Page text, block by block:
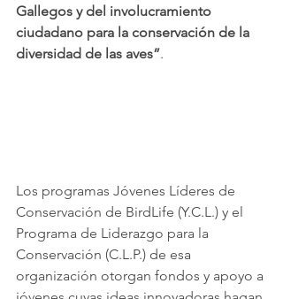
Gallegos y del involucramiento
ciudadano para la conservación de la
diversidad de las aves”.
Los programas Jóvenes Líderes de
Conservación de BirdLife (Y.C.L.) y el
Programa de Liderazgo para la
Conservación (C.L.P.) de esa
organización otorgan fondos y apoyo a